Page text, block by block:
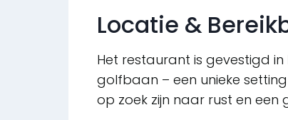
Locatie &
Het restaurant is gevestigd
golfbaan – een unieke
op zoek zijn naar rust en een